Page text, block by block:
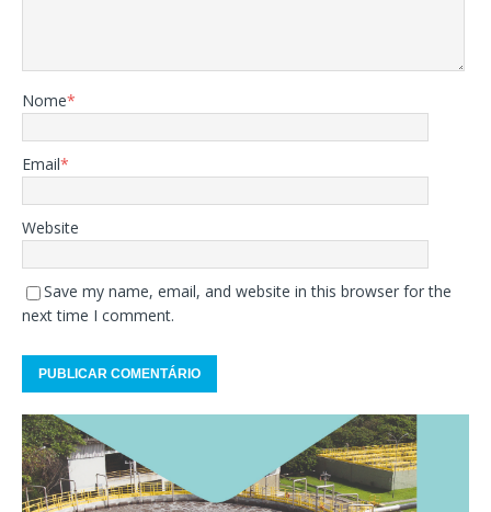
Nome*
Email*
Website
Save my name, email, and website in this browser for the
next time I comment.